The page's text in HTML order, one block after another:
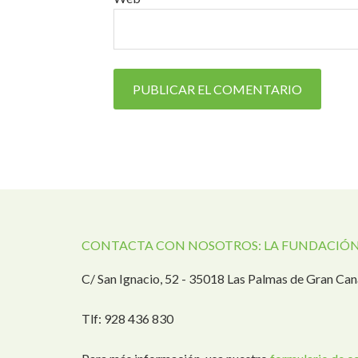
CONTACTA CON NOSOTROS: LA
C/ San Ignacio, 52 - 35018 Las Palmas de Gran
Tlf: 928 436 830